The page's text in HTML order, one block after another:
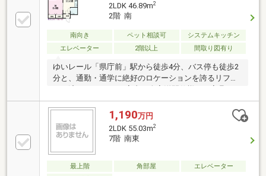
2LDK 46.89m2
2階 南
南向き ペット相談可
システムキッチン
エレベーター
2階以上 間取り図有り
ゆいレール「県庁前」駅から徒歩4分、バス停も徒歩2
分と、通勤・通学に絶好のロケーションを誇るリフォ
イアウトがしやすい開放的な空間。3口コンロ付きの
システムキッチンを完備し、日々の家事もスムーズに
こなせます。また、ペット相談可能なため、大切な家
族と一緒に新生活を始められるのも魅力です。周辺に
を享受しながら、リフォーム直後の清潔感あふれる住
まいで快適に過ごせます。利便性と心地よさを両立さ
1,190万円
2LDK 55.03m2
7階 南東
最上階 角部屋
エレベーター